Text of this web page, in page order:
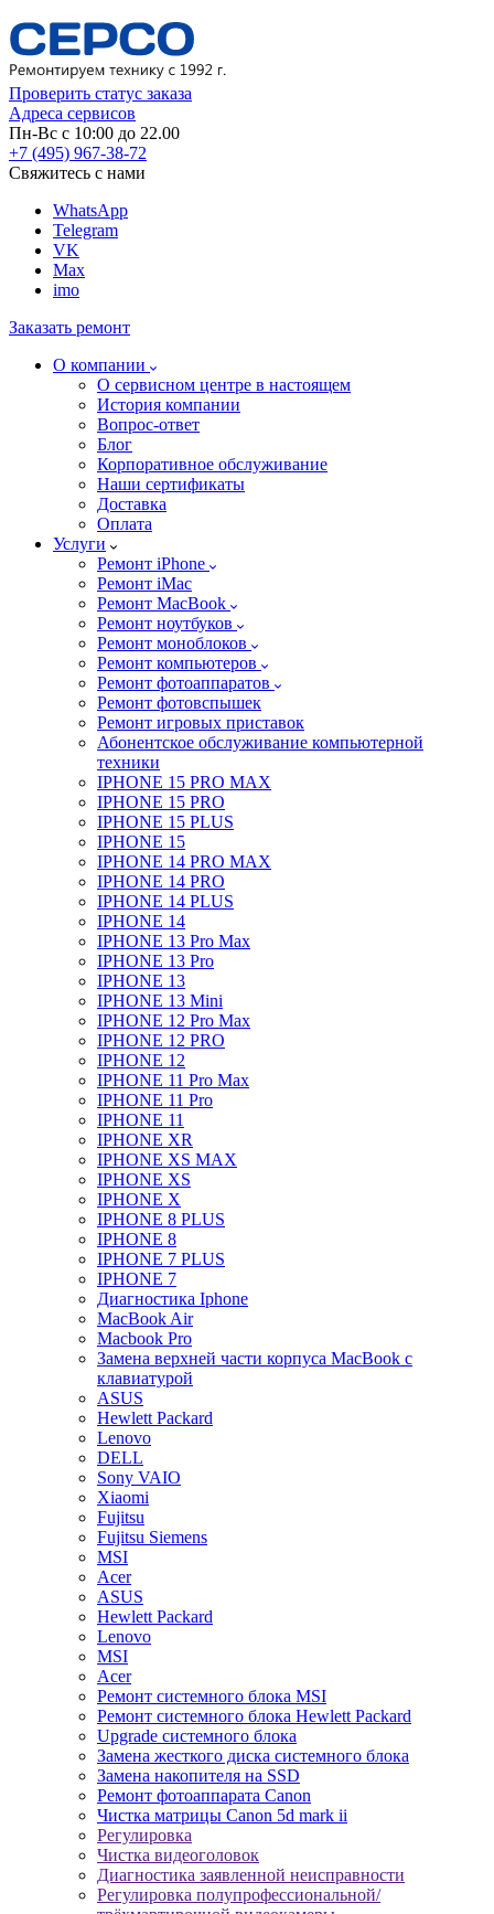
Проверить статус заказа
Адреса сервисов
Пн-Вс с 10:00 до 22.00
+7 (495) 967-38-72
Свяжитесь с нами
WhatsApp
Telegram
VK
Max
imo
Заказать ремонт
О компании
О сервисном центре в настоящем
История компании
Вопрос-ответ
Блог
Корпоративное обслуживание
Наши сертификаты
Доставка
Оплата
Услуги
Ремонт iPhone
Ремонт iMac
Ремонт MacBook
Ремонт ноутбуков
Ремонт моноблоков
Ремонт компьютеров
Ремонт фотоаппаратов
Ремонт фотовспышек
Ремонт игровых приставок
Абонентское обслуживание компьютерной
техники
IPHONE 15 PRO MAX
IPHONE 15 PRO
IPHONE 15 PLUS
IPHONE 15
IPHONE 14 PRO MAX
IPHONE 14 PRO
IPHONE 14 PLUS
IPHONE 14
IPHONE 13 Pro Max
IPHONE 13 Pro
IPHONE 13
IPHONE 13 Mini
IPHONE 12 Pro Max
IPHONE 12 PRO
IPHONE 12
IPHONE 11 Pro Max
IPHONE 11 Pro
IPHONE 11
IPHONE XR
IPHONE XS MAX
IPHONE XS
IPHONE X
IPHONE 8 PLUS
IPHONE 8
IPHONE 7 PLUS
IPHONE 7
Диагностика Iphone
MacBook Air
Macbook Pro
Замена верхней части корпуса MacBook с
клавиатурой
ASUS
Hewlett Packard
Lenovo
DELL
Sony VAIO
Xiaomi
Fujitsu
Fujitsu Siemens
MSI
Acer
ASUS
Hewlett Packard
Lenovo
MSI
Acer
Ремонт системного блока MSI
Ремонт системного блока Hewlett Packard
Upgrade системного блока
Замена жесткого диска системного блока
Замена накопителя на SSD
Ремонт фотоаппарата Canon
Чистка матрицы Canon 5d mark ii
Регулировка
Чистка видеоголовок
Диагностика заявленной неисправности
Регулировка полупрофессиональной/